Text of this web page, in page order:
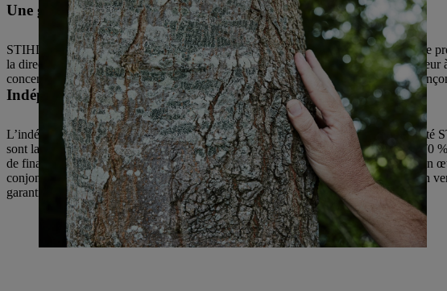
Une gouvernance durable
STIHL est une entreprise familiale de taille moyenne. L’objectif affiché de la famille
la direction opérationnelle de l’entreprise est assurée par un Comité directeur
concentre sur son cœur de métier : développement, fabrication et distribution de
Indépendance
L’indépendance de l’entreprise revêt une grande importance pour STIHL. La
sont la propriété exclusive de la famille. Avec un ratio de fonds propres d’environ 70
de financer les investissements par des fonds propres. Cela nous permet de mettre
conjoncturelles sont difficiles. Nous portons une attention particulière à l’intégration
garantir l’autonomie et une planification dans la durée.